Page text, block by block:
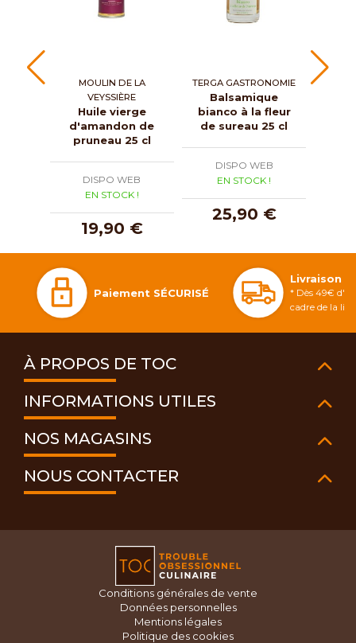
MOULIN DE LA
VEYSSIÈRE
Huile vierge
d'amandon de
pruneau 25 cl
DISPO WEB
EN STOCK !
19,90 €
TERGA GASTRONOMIE
Balsamique
bianco à la fleur
de sureau 25 cl
DISPO WEB
EN STOCK !
25,90 €
Paiement SÉCURISÉ
Livraison
* Dès 49€
cadre de la
À PROPOS DE TOC
INFORMATIONS UTILES
NOS MAGASINS
NOUS CONTACTER
Conditions générales de vente
Données personnelles
Mentions légales
Politique des cookies